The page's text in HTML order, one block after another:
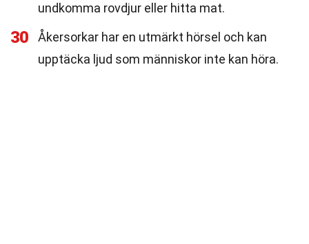
undkomma rovdjur eller hitta mat.
30
Åkersorkar har en utmärkt hörsel och kan
upptäcka ljud som människor inte kan höra.